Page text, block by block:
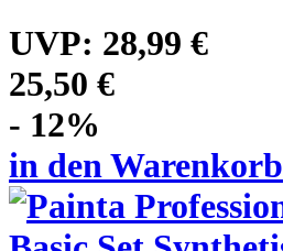
UVP: 28,99 €
25,50 €
- 12%
in den Warenkorb